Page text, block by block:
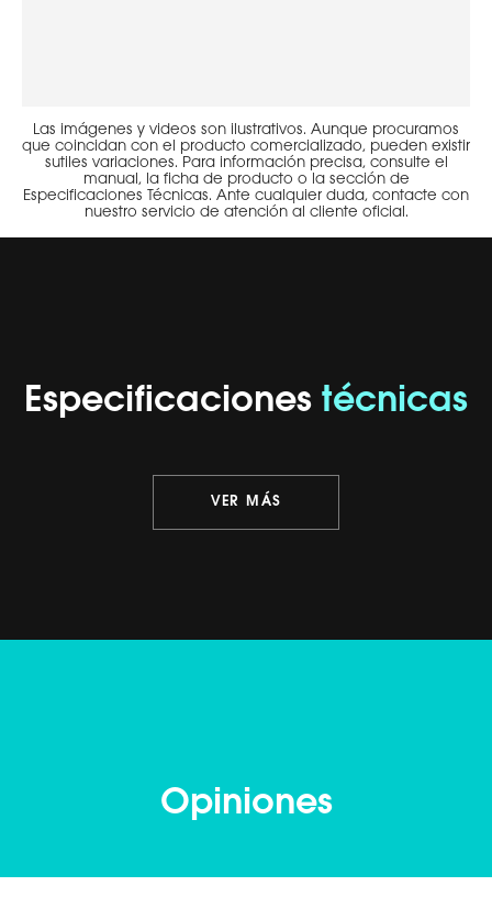
Las imágenes y videos son ilustrativos. Aunque procuramos
que coincidan con el producto comercializado, pueden existir
sutiles variaciones. Para información precisa, consulte el
manual, la ficha de producto o la sección de
Especificaciones Técnicas. Ante cualquier duda, contacte con
nuestro servicio de atención al cliente oficial.
Especificaciones técnicas
VER MÁS
Opiniones